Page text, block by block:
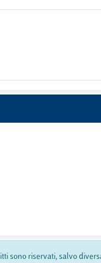
sono riservati, salvo